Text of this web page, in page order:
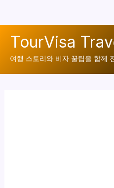
TourVisa
여행 스토리와 비자 꿀팁을 함께